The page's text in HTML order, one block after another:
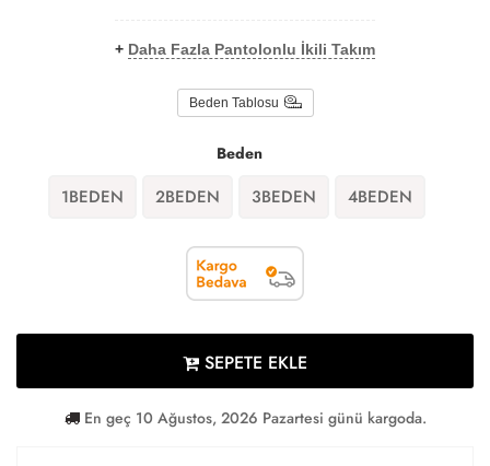
+ Daha Fazla Pantolonlu İkili Takım
Beden Tablosu
Beden
1BEDEN 2BEDEN 3BEDEN 4BEDEN
SEPETE EKLE
En geç 10 Ağustos, 2026 Pazartesi günü kargoda.